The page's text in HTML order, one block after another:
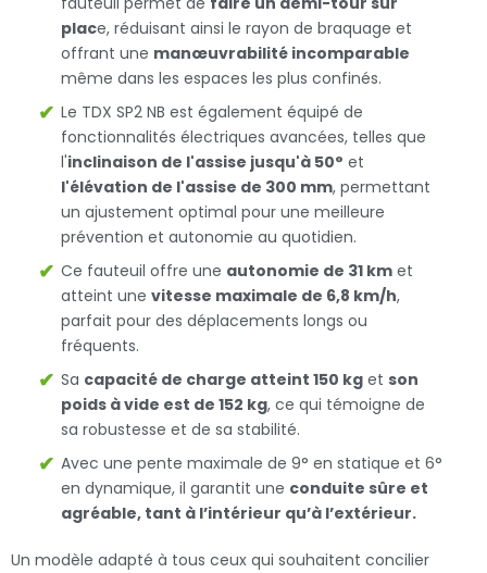
place, réduisant ainsi le rayon de braquage et
offrant une manœuvrabilité incomparable
même dans les espaces les plus confinés.
Le TDX SP2 NB est également équipé de
fonctionnalités électriques avancées, telles que
l'inclinaison de l'assise jusqu'à 50° et
l'élévation de l'assise de 300 mm, permettant
un ajustement optimal pour une meilleure
prévention et autonomie au quotidien.
Ce fauteuil offre une autonomie de 31 km et
atteint une vitesse maximale de 6,8 km/h,
parfait pour des déplacements longs ou
fréquents.
Sa capacité de charge atteint 150 kg et son
poids à vide est de 152 kg, ce qui témoigne de
sa robustesse et de sa stabilité.
Avec une pente maximale de 9° en statique et 6°
en dynamique, il garantit une conduite sûre et
agréable, tant à l’intérieur qu’à l’extérieur.
Un modèle adapté à tous ceux qui souhaitent concilier